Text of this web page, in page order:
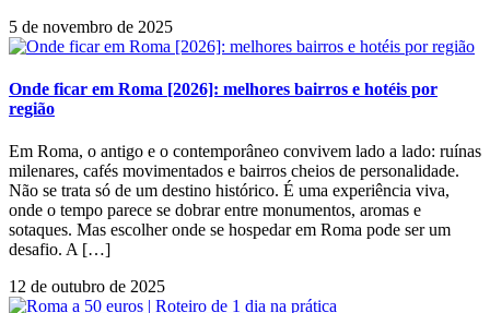
5 de novembro de 2025
Onde ficar em Roma [2026]: melhores bairros e hotéis por
região
Em Roma, o antigo e o contemporâneo convivem lado a lado: ruínas
milenares, cafés movimentados e bairros cheios de personalidade.
Não se trata só de um destino histórico. É uma experiência viva,
onde o tempo parece se dobrar entre monumentos, aromas e
sotaques. Mas escolher onde se hospedar em Roma pode ser um
desafio. A […]
12 de outubro de 2025